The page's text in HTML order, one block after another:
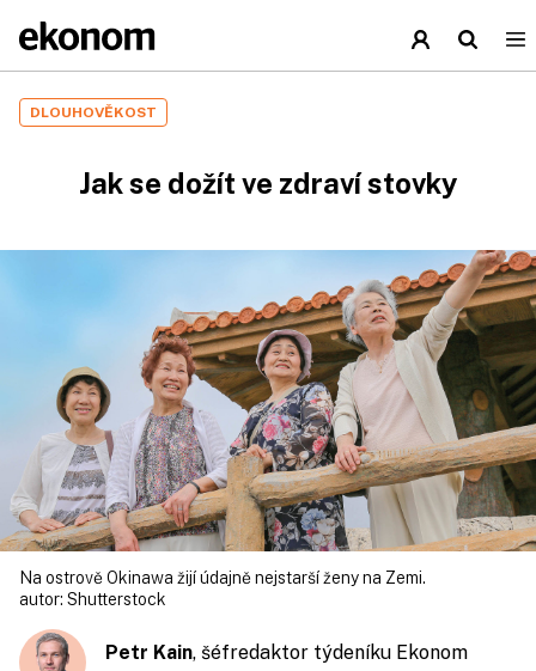
DLOUHOVĚKOST
Jak se dožít ve zdraví stovky
Na ostrově Okinawa žijí údajně nejstarší ženy na Zemi.
autor: Shutterstock
Petr Kain, šéfredaktor týdeníku Ekonom